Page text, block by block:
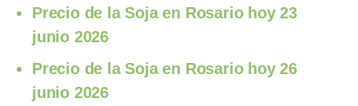
Precio de la Soja en Rosario hoy 23
junio 2026
Precio de la Soja en Rosario hoy 26
junio 2026